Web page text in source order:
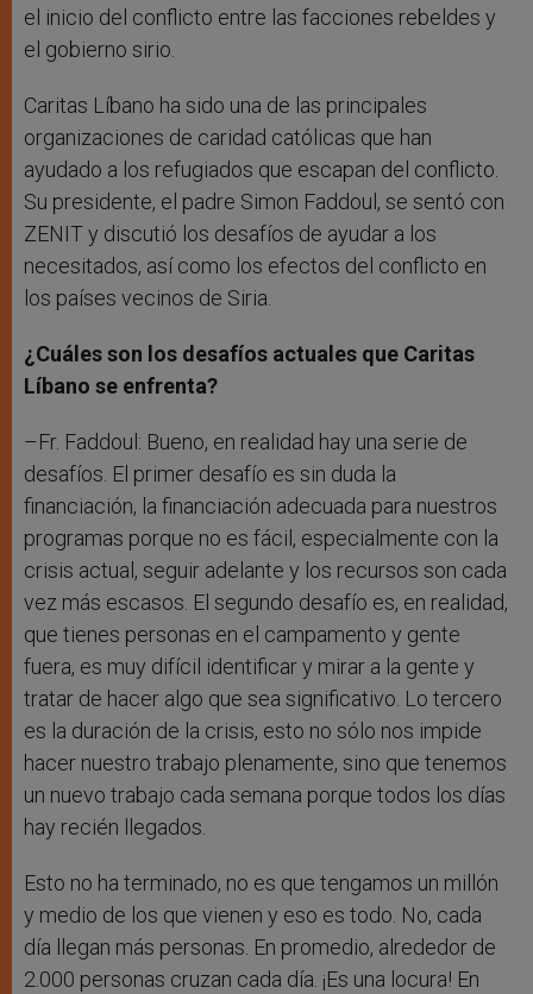
el inicio del conflicto entre las facciones rebeldes y
el gobierno sirio.
Caritas Líbano ha sido una de las principales
organizaciones de caridad católicas que han
ayudado a los refugiados que escapan del conflicto.
Su presidente, el padre Simon Faddoul, se sentó con
ZENIT y discutió los desafíos de ayudar a los
necesitados, así como los efectos del conflicto en
los países vecinos de Siria.
¿Cuáles son los desafíos actuales que Caritas
Líbano se enfrenta?
–Fr. Faddoul: Bueno, en realidad hay una serie de
desafíos. El primer desafío es sin duda la
financiación, la financiación adecuada para nuestros
programas porque no es fácil, especialmente con la
crisis actual, seguir adelante y los recursos son cada
vez más escasos. El segundo desafío es, en realidad,
que tienes personas en el campamento y gente
fuera, es muy difícil identificar y mirar a la gente y
tratar de hacer algo que sea significativo. Lo tercero
es la duración de la crisis, esto no sólo nos impide
hacer nuestro trabajo plenamente, sino que tenemos
un nuevo trabajo cada semana porque todos los días
hay recién llegados.
Esto no ha terminado, no es que tengamos un millón
y medio de los que vienen y eso es todo. No, cada
día llegan más personas. En promedio, alrededor de
2.000 personas cruzan cada día. ¡Es una locura! En